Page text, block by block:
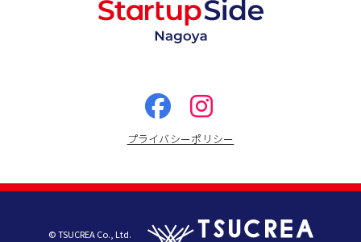
プライバシーポリシー
© TSUCREA Co., Ltd.